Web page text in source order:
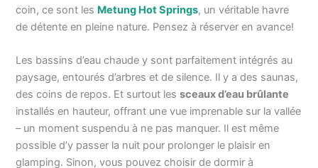
coin, ce sont les Metung Hot Springs, un véritable havre
de détente en pleine nature. Pensez à réserver en avance!
Les bassins d’eau chaude y sont parfaitement intégrés au
paysage, entourés d’arbres et de silence. Il y a des saunas,
des coins de repos. Et surtout lessceaux d’eau brûlante
installés en hauteur, offrant une vue imprenable sur la vallée
– un moment suspendu à ne pas manquer. Il est même
possible d’y passer la nuit pour prolonger le plaisir en
glamping. Sinon, vous pouvez choisir de dormir à